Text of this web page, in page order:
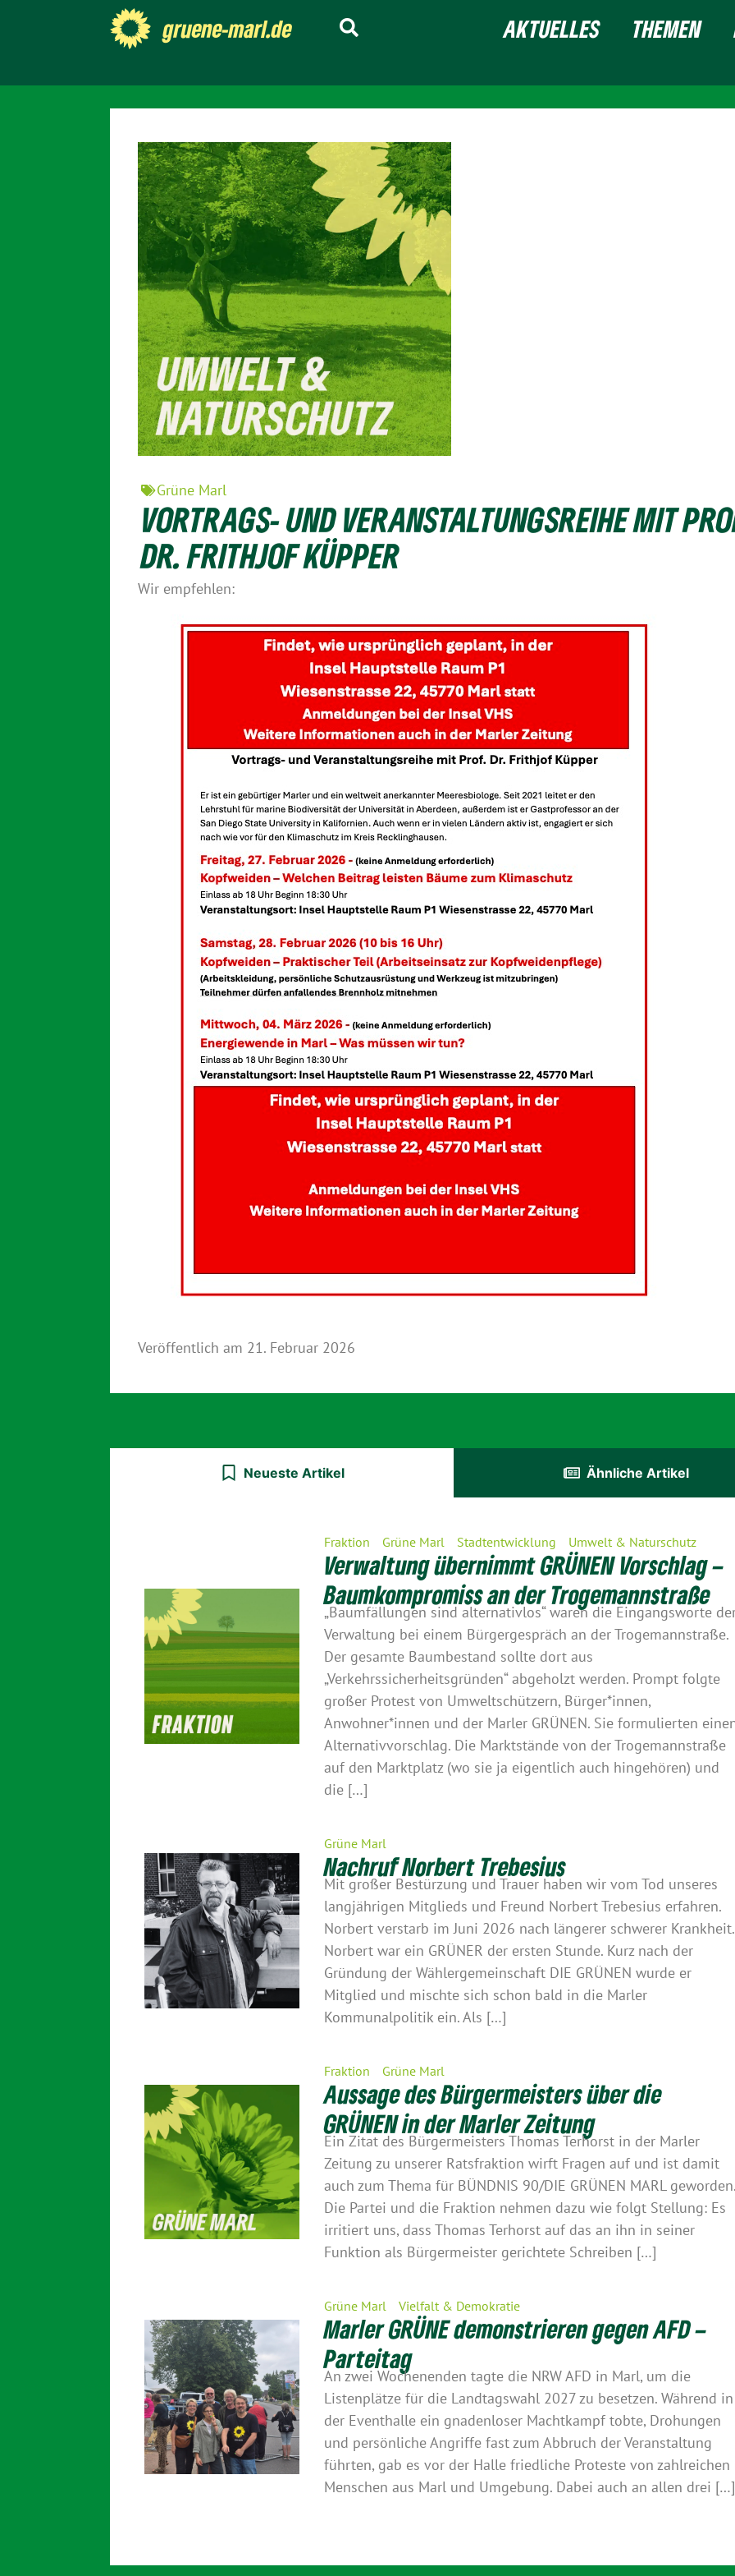
gruene-marl.de AKTUELLES THEMEN
Grüne Marl
VORTRAGS- UND VERANSTALTUNGSREIHE MIT
DR. FRITHJOF KÜPPER
Wir empfehlen:
Veröffentlich am 21. Februar 2026
Neueste Artikel Ähnliche Artikel
Fraktion Grüne Marl Stadtentwicklung Umwelt & Naturschutz
Verwaltung übernimmt GRÜNEN Vorschlag –
Baumkompromiss an der Trogemannstraße
„Baumfällungen sind alternativlos“ waren die Eingangsworte
Verwaltung bei einem Bürgergespräch an der Trogemannstraße.
Der gesamte Baumbestand sollte dort aus
„Verkehrssicherheitsgründen“ abgeholzt werden. Prompt folgte
großer Protest von Umweltschützern, Bürger*innen,
Anwohner*innen und der Marler GRÜNEN. Sie formulierten
Alternativvorschlag. Die Marktstände von der Trogemannstraße
auf den Marktplatz (wo sie ja eigentlich auch hingehören) und
die […]
Grüne Marl
Nachruf Norbert Trebesius
Mit großer Bestürzung und Trauer haben wir vom Tod unseres
langjährigen Mitglieds und Freund Norbert Trebesius erfahren.
Norbert verstarb im Juni 2026 nach längerer schwerer Krankheit.
Norbert war ein GRÜNER der ersten Stunde. Kurz nach der
Gründung der Wählergemeinschaft DIE GRÜNEN wurde er
Mitglied und mischte sich schon bald in die Marler
Kommunalpolitik ein. Als […]
Fraktion Grüne Marl
Aussage des Bürgermeisters über die
GRÜNEN in der Marler Zeitung
Ein Zitat des Bürgermeisters Thomas Terhorst in der Marler
Zeitung zu unserer Ratsfraktion wirft Fragen auf und ist damit
auch zum Thema für BÜNDNIS 90/DIE GRÜNEN MARL
Die Partei und die Fraktion nehmen dazu wie folgt Stellung: Es
irritiert uns, dass Thomas Terhorst auf das an ihn in seiner
Funktion als Bürgermeister gerichtete Schreiben […]
Grüne Marl Vielfalt & Demokratie
Marler GRÜNE demonstrieren gegen AFD –
Parteitag
An zwei Wochenenden tagte die NRW AFD in Marl, um die
Listenplätze für die Landtagswahl 2027 zu besetzen. Während in
der Eventhalle ein gnadenloser Machtkampf tobte, Drohungen
und persönliche Angriffe fast zum Abbruch der Veranstaltung
führten, gab es vor der Halle friedliche Proteste von zahlreichen
Menschen aus Marl und Umgebung. Dabei auch an allen drei […]